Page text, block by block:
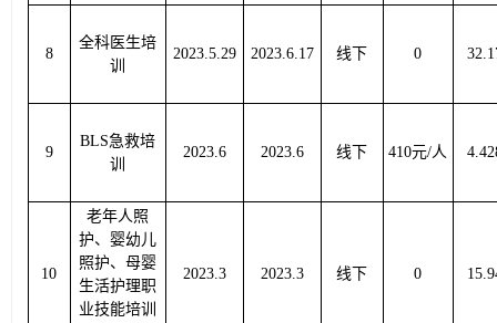
8
全科医生培
训
2023.5.29 2023.6.17 线下 0
9
BLS急救培
训
2023.6 2023.6 线下 410元/人
10
老年人照
护、婴幼儿
照护、母婴
生活护理职
业技能培训
2023.3 2023.3 线下 0